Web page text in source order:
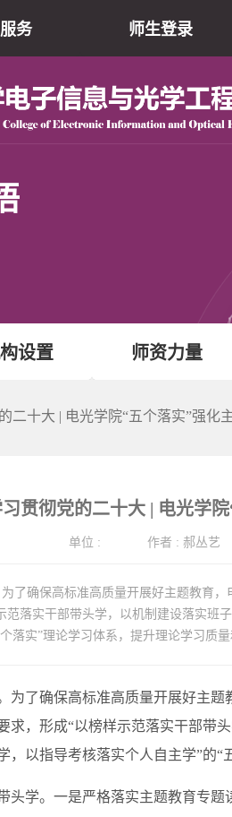
务 师生登录
设置 师资力量
二十大 | 电光学院“五个落实”强化
贯彻党的二十大 | 电光学
单位 : 作者 : 郝丛艺
了确保高标准高质量开展好主题教育
范落实干部带头学，以机制建设落实班
落实”理论学习体系，提升理论学习质量
了确保高标准高质量开展好主题
求，形成“以榜样示范落实干部带
，以指导考核落实个人自主学”的“
学。一是严格落实主题教育专题